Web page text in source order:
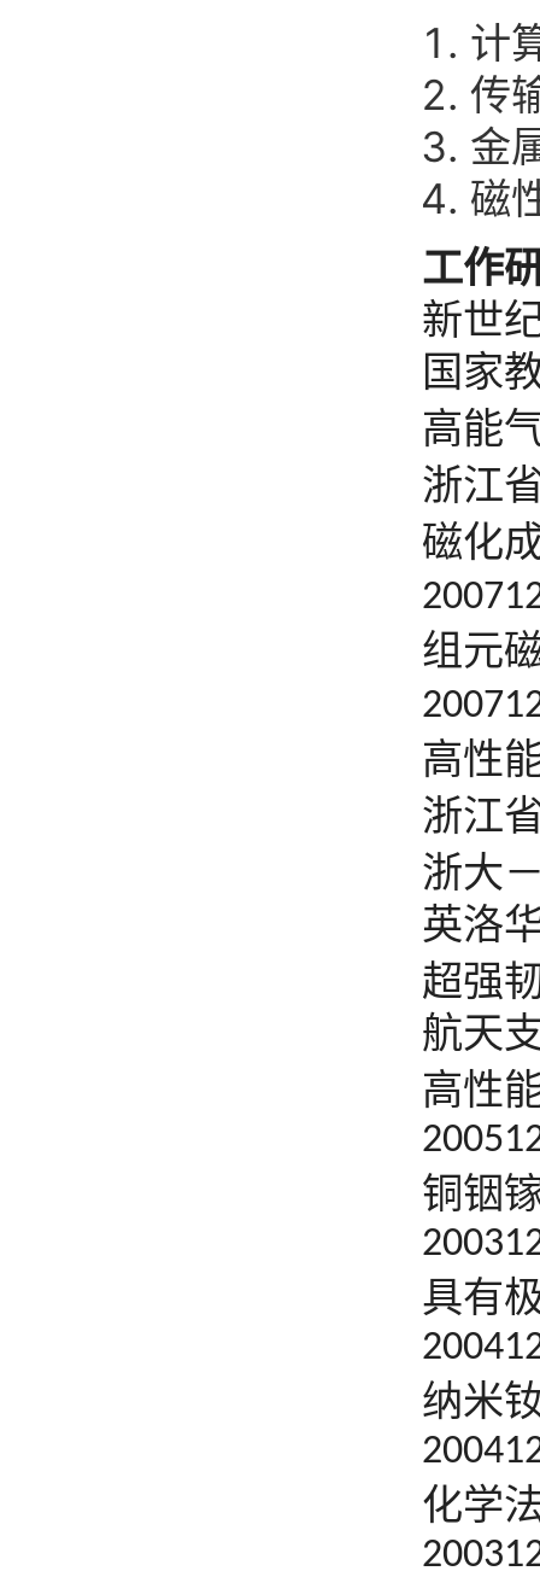
计
传
金
磁
工作
新世
国家
高能
浙江
磁化
组元
高性
浙江
浙大
英洛
超强
航天
高性
铜铟
具有
纳米
化学